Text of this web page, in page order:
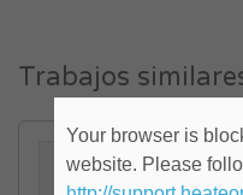
Trabajos
Your browser is
website. Please